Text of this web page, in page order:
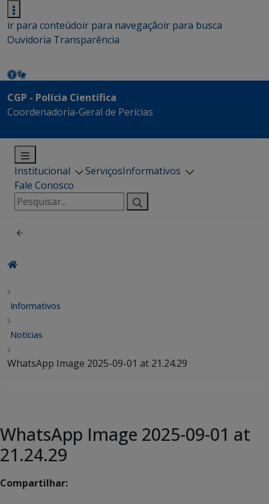
ir para conteúdoir para navegaçãoir para busca
Ouvidoria Transparência
CGP - Polícia Científica
Coordenadoria-Geral de Perícias
Institucional ServiçosInformativos
Fale Conosco
Pesquisar
por:
Informativos
Notícias
WhatsApp Image 2025-09-01 at 21.24.29
WhatsApp Image 2025-09-01 at
21.24.29
Compartilhar: